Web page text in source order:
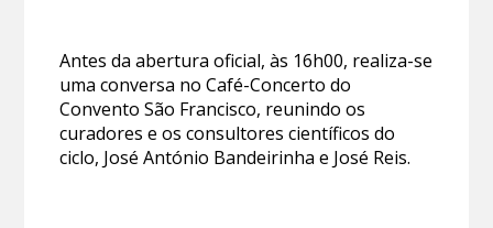
Antes da abertura oficial, às 16h00, realiza-se
uma conversa no Café-Concerto do
Convento São Francisco, reunindo os
curadores e os consultores científicos do
ciclo, José António Bandeirinha e José Reis.